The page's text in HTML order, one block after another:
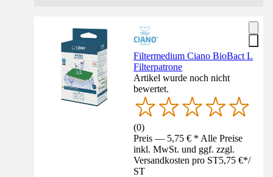
Filtermedium Ciano BioBact L
Filterpatrone
Artikel wurde noch nicht
bewertet.
(0)
Preis — 5,75 € * Alle Preise
inkl. MwSt. und ggf. zzgl.
Versandkosten pro ST5,75 €*/
ST